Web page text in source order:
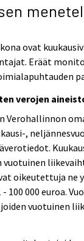
ovat
Eräät
verojen
Verohallinnon
,
oikeutettuja ne
100 000 euroa.
vuotuinen